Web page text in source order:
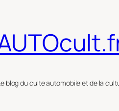
blog du culte automobile et de la